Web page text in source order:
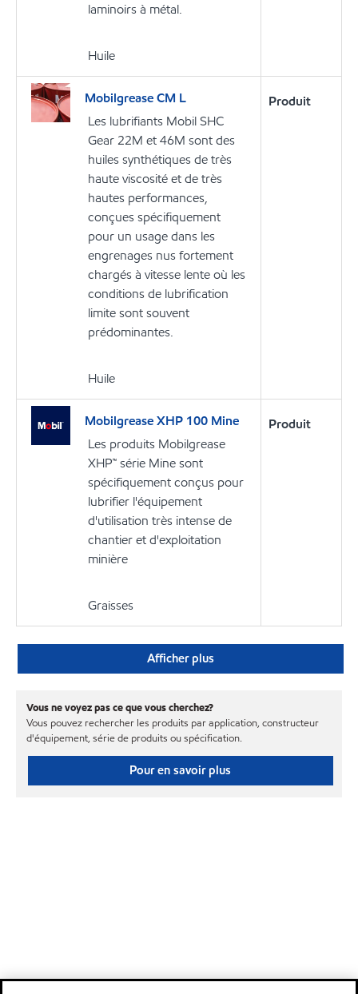
laminoirs à métal.
Huile
Mobilgrease CM L
Les lubrifiants Mobil SHC
Gear 22M et 46M sont des
huiles synthétiques de très
haute viscosité et de très
hautes performances,
conçues spécifiquement
pour un usage dans les
engrenages nus fortement
chargés à vitesse lente où les
conditions de lubrification
limite sont souvent
prédominantes.
Huile
Produit
Mobilgrease XHP 100 Mine
Les produits Mobilgrease
XHP™ série Mine sont
spécifiquement conçus pour
lubrifier l'équipement
d'utilisation très intense de
chantier et d'exploitation
minière
Graisses
Produit
Afficher plus
Vous ne voyez pas ce que vous cherchez?
Vous pouvez rechercher les produits par application, constructeur
d'équipement, série de produits ou spécification.
Pour en savoir plus